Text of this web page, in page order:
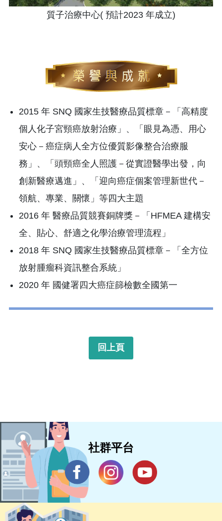
質子治療中心( 預計2023 年成立)
2015 年 SNQ 國家生技醫療品質標章－「高精度
個人化子宮頸癌放射治療」、「眼見為憑、用心
安心－癌症病人全方位優質影像整合治療服
務」、「頭頸癌全人照護－從實證醫學出發，向
創新醫療邁進」、「迎向癌症個案管理新世代－
領航、專業、關懷」等四大主題
2016 年 醫療品質競賽銅牌獎－「HFMEA 建構安
全、貼心、舒適之化學治療管理流程」
2018 年 SNQ 國家生技醫療品質標章－「全方位
放射腫瘤科資訊整合系統」
2020 年 國健署四大癌症篩檢數全國第一
回上頁
社群平台